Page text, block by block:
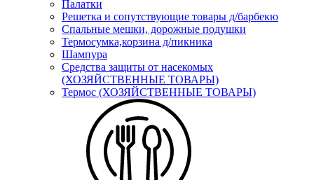
Палатки
Решетка и сопутствующие товары д/барбекю
Спальные мешки, дорожные подушки
Термосумка,корзина д/пикника
Шампура
Средства защиты от насекомых
(ХОЗЯЙСТВЕННЫЕ ТОВАРЫ)
Термос (ХОЗЯЙСТВЕННЫЕ ТОВАРЫ)